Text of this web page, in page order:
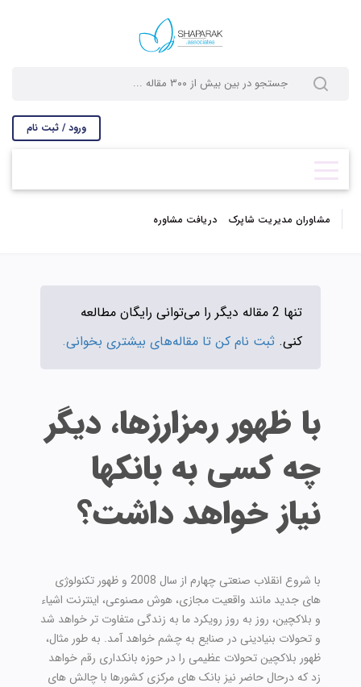
ورود / ثبت نام
مشاوران مدیریت شاپرک دریافت مشاوره
تنها 2 مقاله دیگر را می‌توانی رایگان مطالعه
کنی. ثبت نام کن تا مقاله‌های بیشتری بخوانی.
با ظهور رمزارزها، دیگر
چه کسی به بانکها
نیاز خواهد داشت؟
با شروع انقلاب صنعتی چهارم از سال 2008 و ظهور تکنولوژی
های جدید مانند واقعیت مجازی، هوش مصنوعی، اینترنت اشیاء
و بلاکچین، روز به روز رویکرد ما به زندگی متفاوت تر خواهد شد
و تحولات بنیادینی در صنایع به چشم خواهد آمد. به طور مثال،
ظهور بلاکچین تحولات عظیمی را در حوزه بانکداری رقم خواهد
زد که درحال حاضر نیز بانک های مرکزی کشورها با چالش های